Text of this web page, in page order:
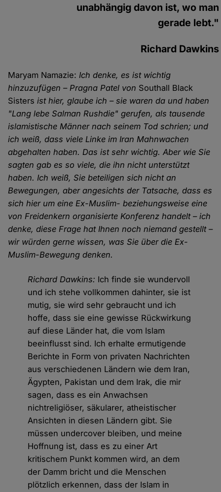
unabhängig davon ist, wo man
gerade lebt."
Richard Dawkins
Maryam Namazie:Ich denke, es ist wichtig
hinzuzufügen – Pragna Patel von Southall Black
Sisters ist hier, glaube ich – sie waren da und haben
"Lang lebe Salman Rushdie" gerufen, als tausende
islamistische Männer nach seinem Tod schrien; und
ich weiß, dass viele Linke im Iran Mahnwachen
abgehalten haben. Das ist sehr wichtig. Aber wie Sie
sagten gab es so viele, die ihn nicht unterstützt
haben. Ich weiß, Sie beteiligen sich nicht an
Bewegungen, aber angesichts der Tatsache, dass es
sich hier um eine Ex-Muslim- beziehungsweise eine
von Freidenkern organisierte Konferenz handelt – ich
denke, diese Frage hat Ihnen noch niemand gestellt –
wir würden gerne wissen, was Sie über die Ex-
Muslim-Bewegung denken.
Richard Dawkins: Ich finde sie wundervoll
und ich stehe vollkommen dahinter, sie ist
mutig, sie wird sehr gebraucht und ich
hoffe, dass sie eine gewisse Rückwirkung
auf diese Länder hat, die vom Islam
beeinflusst sind. Ich erhalte ermutigende
Berichte in Form von privaten Nachrichten
aus verschiedenen Ländern wie dem Iran,
Ägypten, Pakistan und dem Irak, die mir
sagen, dass es ein Anwachsen
nichtreligiöser, säkularer, atheistischer
Ansichten in diesen Ländern gibt. Sie
müssen undercover bleiben, und meine
Hoffnung ist, dass es zu einer Art
kritischem Punkt kommen wird, an dem
der Damm bricht und die Menschen
plötzlich erkennen, dass der Islam in